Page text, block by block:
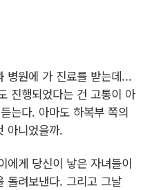
병원에 가 진료를 받는데...
진행되었다는 건 고통이 아
는다. 아마도 하복부 쪽의
아니었을까.
에게 당신이 낳은 자녀들이
돌려보낸다. 그리고 그날